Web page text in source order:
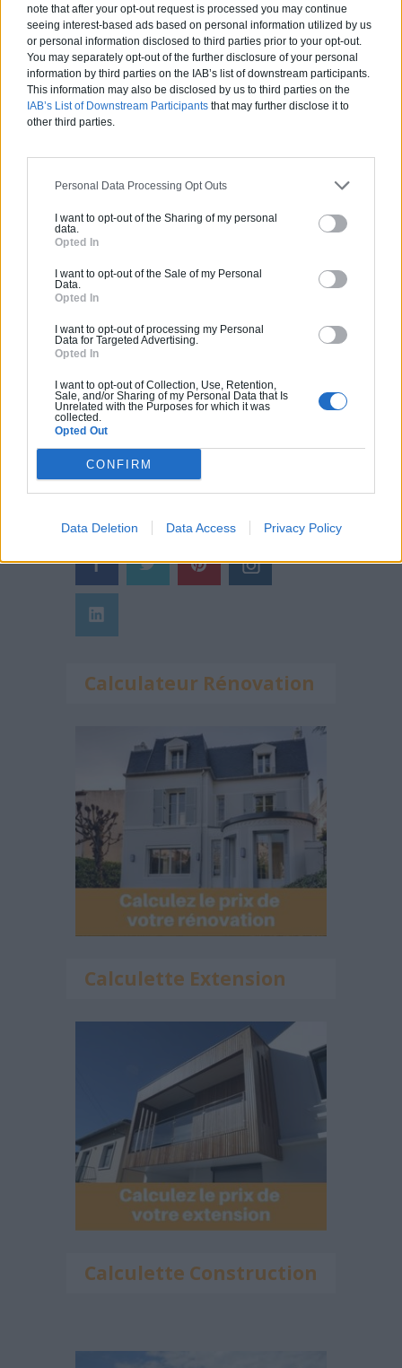
note that after your opt-out request is processed you may continue
seeing interest-based ads based on personal information utilized by us
or personal information disclosed to third parties prior to your opt-out.
You may separately opt-out of the further disclosure of your personal
information by third parties on the IAB’s list of downstream participants.
This information may also be disclosed by us to third parties on the
IAB’s List of Downstream Participants that may further disclose it to
other third parties.
Personal Data Processing Opt Outs
I want to opt-out of the Sharing of my personal
data.
Opted In
I want to opt-out of the Sale of my Personal
Data.
Opted In
I want to opt-out of processing my Personal
Data for Targeted Advertising.
Opted In
I want to opt-out of Collection, Use, Retention,
Sale, and/or Sharing of my Personal Data that Is
Unrelated with the Purposes for which it was
collected.
Opted Out
CONFIRM
Data Deletion Data Access Privacy Policy
Jardin devant la maison : Top 5
des conseils d’aménagement
son extérieur ?
frais ?
Comment rénover l’entrée de son
Suivez-nous !
Calculateur Rénovation
Calculette Extension
Calculette Construction